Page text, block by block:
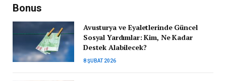
Bonus
Avusturya ve Eyaletlerinde Güncel
Sosyal Yardımlar: Kim, Ne Kadar
Destek Alabilecek?
8 ŞUBAT 2026